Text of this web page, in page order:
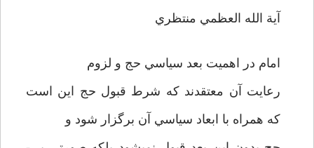
آية الله العظمي منتظري
امام در اهميت بعد سياسي حج و لزوم
رعايت آن معتقدند كه شرط قبول حج اين است
كه همراه با ابعاد سياسي آن برگزار شود و